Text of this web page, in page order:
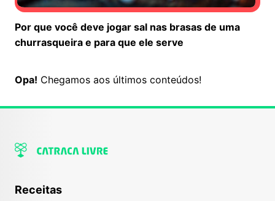
Por que você deve jogar sal nas brasas de uma
churrasqueira e para que ele serve
Opa! Chegamos aos últimos conteúdos!
Receitas